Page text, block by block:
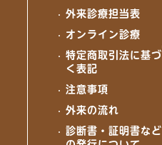
外来診療担当表
オンライン診療
特定商取引法に基づ
く表記
注意事項
外来の流れ
診断書・証明書など